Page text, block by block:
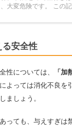
大変危険です。 この
る安全性
性については、
「
よっては消化不良を
ましょう。
っても、与えすぎ